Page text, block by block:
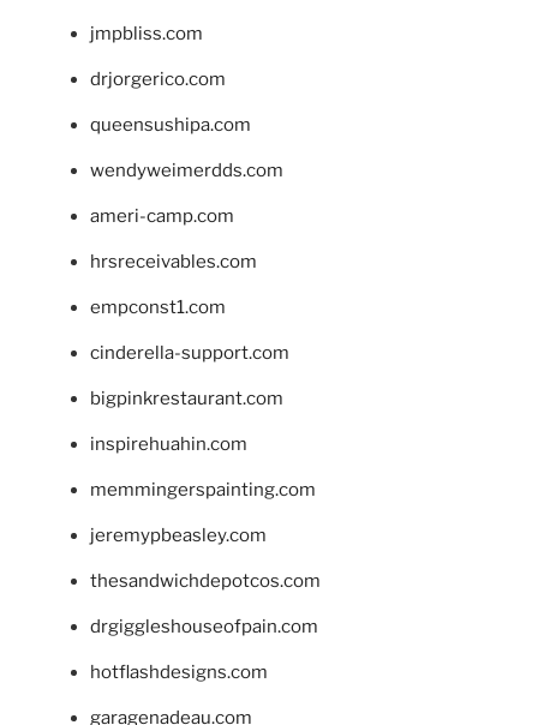
jmpbliss.com
drjorgerico.com
queensushipa.com
wendyweimerdds.com
ameri-camp.com
hrsreceivables.com
empconst1.com
cinderella-support.com
bigpinkrestaurant.com
inspirehuahin.com
memmingerspainting.com
jeremypbeasley.com
thesandwichdepotcos.com
drgiggleshouseofpain.com
hotflashdesigns.com
garagenadeau.com